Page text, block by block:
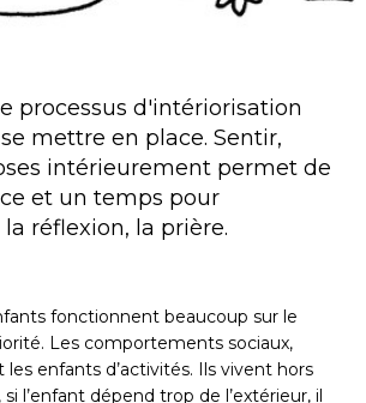
processus d'intériorisation
mettre en place. Sentir,
intérieurement permet de
et un temps pour
réflexion, la prière.
fonctionnent beaucoup sur le
Les comportements sociaux,
les enfants d’activités. Ils vivent hors
si l’enfant dépend trop de l’extérieur, il